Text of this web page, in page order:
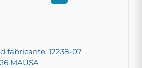
fabricante: 12238-07
MAUSA